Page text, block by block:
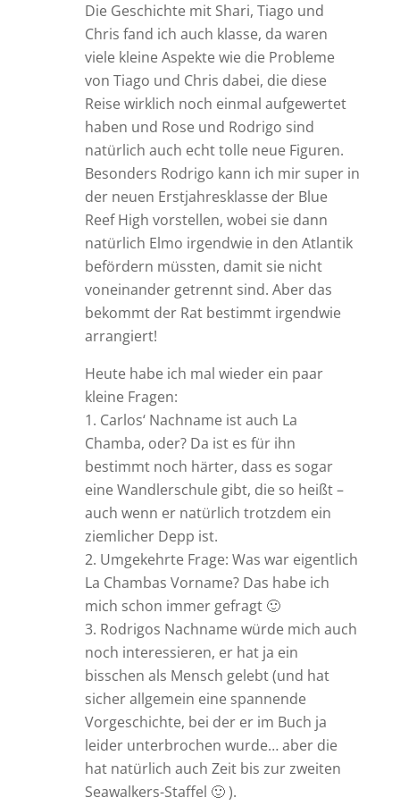
Die Geschichte mit Shari, Tiago und
Chris fand ich auch klasse, da waren
viele kleine Aspekte wie die Probleme
von Tiago und Chris dabei, die diese
Reise wirklich noch einmal aufgewertet
haben und Rose und Rodrigo sind
natürlich auch echt tolle neue Figuren.
Besonders Rodrigo kann ich mir super in
der neuen Erstjahresklasse der Blue
Reef High vorstellen, wobei sie dann
natürlich Elmo irgendwie in den Atlantik
befördern müssten, damit sie nicht
voneinander getrennt sind. Aber das
bekommt der Rat bestimmt irgendwie
arrangiert!
Heute habe ich mal wieder ein paar
kleine Fragen:
1. Carlos‘ Nachname ist auch La
Chamba, oder? Da ist es für ihn
bestimmt noch härter, dass es sogar
eine Wandlerschule gibt, die so heißt –
auch wenn er natürlich trotzdem ein
ziemlicher Depp ist.
2. Umgekehrte Frage: Was war eigentlich
La Chambas Vorname? Das habe ich
mich schon immer gefragt 🙂
3. Rodrigos Nachname würde mich auch
noch interessieren, er hat ja ein
bisschen als Mensch gelebt (und hat
sicher allgemein eine spannende
Vorgeschichte, bei der er im Buch ja
leider unterbrochen wurde… aber die
hat natürlich auch Zeit bis zur zweiten
Seawalkers-Staffel 🙂 ).